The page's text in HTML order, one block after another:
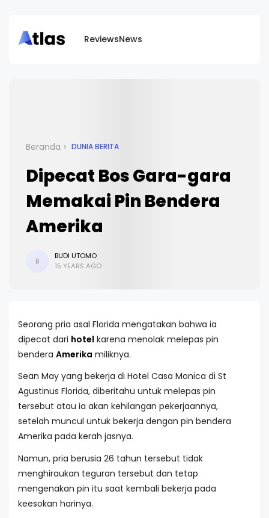
ReviewsNews
Beranda DUNIA BERITA
Dipecat Bos Gara-gara
Memakai Pin Bendera
Amerika
B
BUDI UTOMO
15 YEARS AGO
Seorang pria asal Florida mengatakan bahwa ia
dipecat dari hotel karena menolak melepas pin
bendera Amerika miliknya.
Sean May yang bekerja di Hotel Casa Monica di St
Agustinus Florida, diberitahu untuk melepas pin
tersebut atau ia akan kehilangan pekerjaannya,
setelah muncul untuk bekerja dengan pin bendera
Amerika pada kerah jasnya.
Namun, pria berusia 26 tahun tersebut tidak
menghiraukan teguran tersebut dan tetap
mengenakan pin itu saat kembali bekerja pada
keesokan harinya.